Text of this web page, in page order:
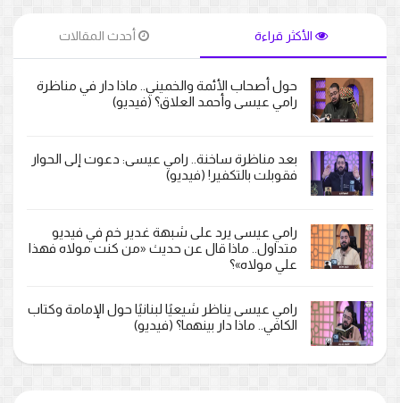
الأكثر قراءة أحدث المقالات
حول أصحاب الأئمة والخميني.. ماذا دار في مناظرة
رامي عيسى وأحمد العلاق؟ (فيديو)
بعد مناظرة ساخنة.. رامي عيسى: دعوت إلى الحوار
فقوبلت بالتكفير! (فيديو)
رامي عيسى يرد على شبهة غدير خم في فيديو
متداول.. ماذا قال عن حديث «من كنت مولاه فهذا
علي مولاه»؟
رامي عيسى يناظر شيعيًا لبنانيًا حول الإمامة وكتاب
الكافي.. ماذا دار بينهما؟ (فيديو)